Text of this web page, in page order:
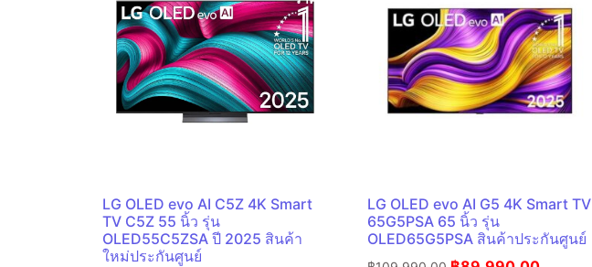
LG OLED evo AI C5Z 4K Smart
TV C5Z 55 นิ้ว รุ่น
OLED55C5ZSA ปี 2025 สินค้า
ใหม่ประกันศูนย์
LG OLED evo AI G5 4K Smart TV
65G5PSA 65 นิ้ว รุ่น
OLED65G5PSA สินค้าประกันศูนย์